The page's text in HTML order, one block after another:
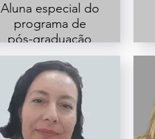
Aluna especial do
programa de
pós-graduação
em enfermagem
da UEL.
Supervisora de
UTI do Hospital
Santa Casa de
Londrina.